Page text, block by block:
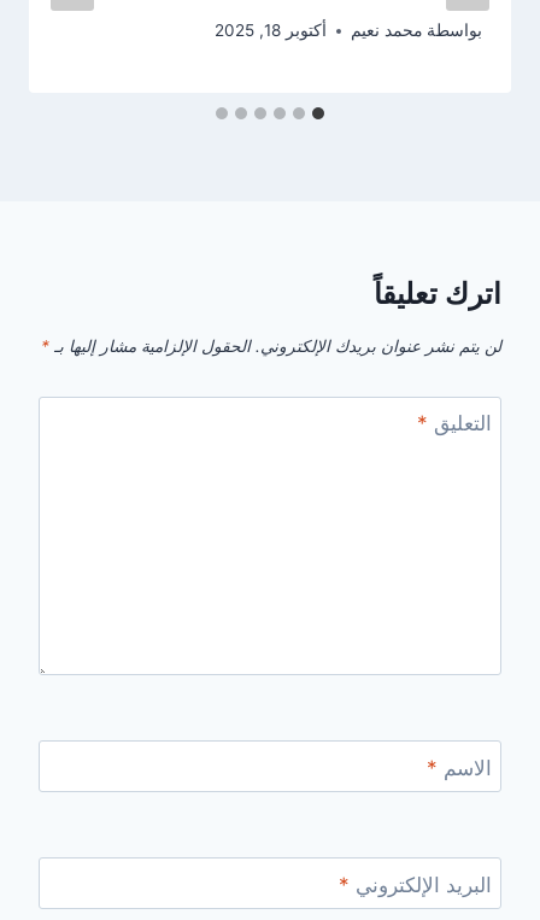
بواسطة محمد نعيم أكتوبر 18, 2025
اترك تعليقاً
لن يتم نشر عنوان بريدك الإلكتروني. الحقول الإلزامية مشار إليها بـ *
التعليق *
الاسم *
البريد الإلكتروني *